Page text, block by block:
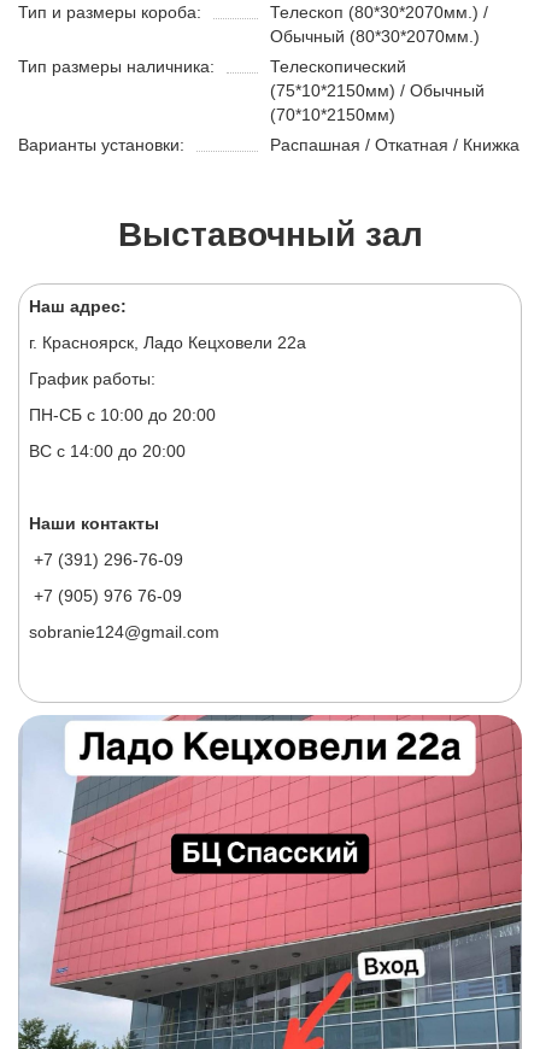
Тип и размеры короба:
Телескоп (80*30*2070мм.) /
Обычный (80*30*2070мм.)
Тип размеры наличника:
Телескопический
(75*10*2150мм) / Обычный
(70*10*2150мм)
Варианты установки:
Распашная / Откатная / Книжка
Выставочный зал
Наш адрес:
г. Красноярск, Ладо Кецховели 22а
График работы:
ПН-СБ с 10:00 до 20:00
ВС с 14:00 до 20:00
Наши контакты
+7 (391) 296-76-09
+7 (905) 976 76-09
sobranie124@gmail.com